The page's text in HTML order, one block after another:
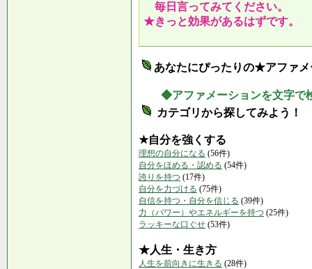
毎日言ってみてください。
★きっと効果があるはずです。
あなたにぴったりの★アファ
◆アファメーションを文字で
カテゴリから探してみよう！
★自分を強くする
理想の自分になる (56件)
自分をほめる・認める (54件)
誇りを持つ (17件)
自分を力づける (75件)
自信を持つ・自分を信じる (39件)
力（パワー）やエネルギーを持つ (25件)
ラッキーな口ぐせ (53件)
★人生・生き方
人生を前向きに生きる (28件)